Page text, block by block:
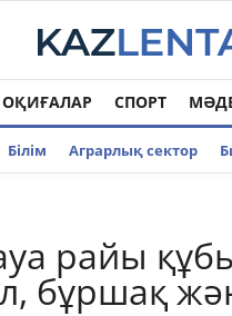
ОҚИҒАЛАР СПОРТ
Білім Аграрлық сектор
райы
бұршақ